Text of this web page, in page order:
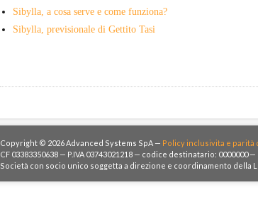
Sibylla, a cosa serve e come funziona?
Sibylla, previsionale di Gettito Tasi
Copyright © 2026 Advanced Systems SpA — Policy inclusivita e parità
CF 03383350638 — P.IVA 03743021218 — codice destinatario: 0000000 —
Società con socio unico soggetta a direzione e coordinamento della